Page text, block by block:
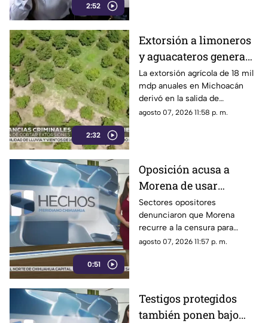
2:52
2:32
Extorsión a limoneros
y aguacateros genera
pérdidas de 18 mil mdp
en Michoacán
La extorsión agrícola de 18 mil
mdp anuales en Michoacán
derivó en la salida de
inspectores de EE. UU.,
agosto 07, 2026 11:58 p. m.
0:51
Oposición acusa a
Morena de usar
censura para ocultar
seńalamientos de
narcopolítica
Sectores opositores
denunciaron que Morena
recurre a la censura para
imponer su versión oficial y
agosto 07, 2026 11:57 p. m.
Testigos protegidos
también ponen bajo